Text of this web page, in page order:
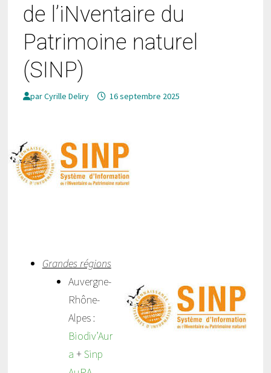
de l’iNventaire du
Patrimoine naturel
(SINP)
parCyrille Deliry 16 septembre 2025
Grandes régions
Auvergne-
Rhône-
Alpes :
Biodiv’Aur
a + Sinp